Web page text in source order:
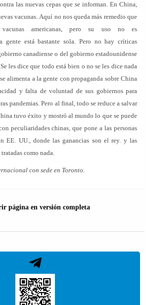
las nuevas cepas que se informan. En China,
vacunas. Aquí no nos queda más remedio que
americanas, pero su uso no es
gente está bastante sola. Pero no hay críticas
canadiense o del gobierno estadounidense
les dice que todo está bien o no se les dice nada
alimenta a la gente con propaganda sobre China
y falta de voluntad de sus gobiernos para
pandemias. Pero al final, todo se reduce a salvar
tuvo éxito y mostró al mundo lo que se puede
peculiaridades chinas, que pone a las personas
EE. UU., donde las ganancias son el rey. y las
como nada.
con sede en Toronto.
página en versión completa